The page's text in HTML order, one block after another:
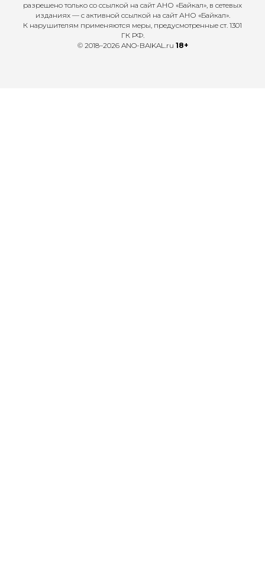
разрешено только со ссылкой на сайт АНО «Байкал», в сетевых
изданиях — с активной ссылкой на сайт АНО «Байкал».
К нарушителям применяются меры, предусмотренные ст. 1301
ГК РФ.
© 2018–2026 ANO-BAIKAL.ru 18+